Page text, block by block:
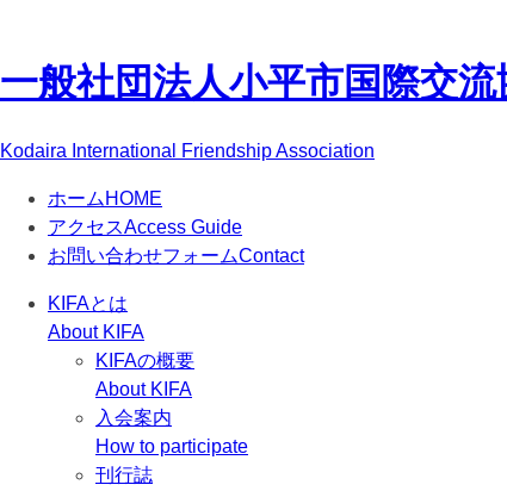
一般社団法人小平市国際交
Kodaira International Friendship Association
ホーム HOME
アクセスAccess Guide
お問い合わせフォームContact
KIFAとは
About KIFA
KIFAの概要
About KIFA
入会案内
How to participate
刊行誌